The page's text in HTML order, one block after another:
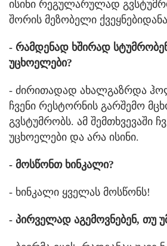
ისინი რეგულარულად
შორის მეზობელი
- რამდენად ხშირად
უცხოელები?
- ძირითადად ახალგაზრდა
ჩვენი რესტორნის გარშემო
გვსტუმრობს. ამ შემთხვევაში
უცხოელები და არა ისინი.
- მოსწონთ ხინკალი?
- ხინკალი ყველას მოსწონს!
- პირველად აგემოვნებენ, თუ